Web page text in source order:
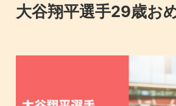
大谷翔平選手29歳お